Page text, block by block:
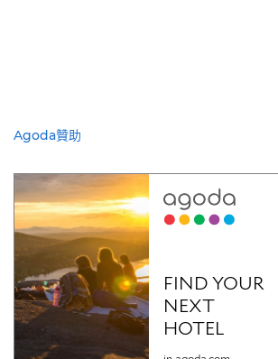
Agoda贊助